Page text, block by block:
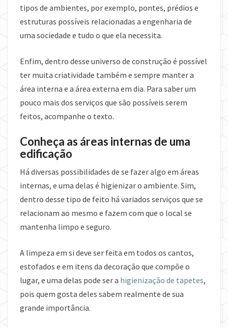
tipos de ambientes, por exemplo, pontes, prédios e
estruturas possíveis relacionadas a engenharia de
uma sociedade e tudo o que ela necessita.
Enfim, dentro desse universo de construção é possível
ter muita criatividade também e sempre manter a
área interna e a área externa em dia. Para saber um
pouco mais dos serviços que são possíveis serem
feitos, acompanhe o texto.
Conheça as áreas internas de uma
edificação
Há diversas possibilidades de se fazer algo em áreas
internas, e uma delas é higienizar o ambiente. Sim,
dentro desse tipo de feito há variados serviços que se
relacionam ao mesmo e fazem com que o local se
mantenha limpo e seguro.
A limpeza em si deve ser feita em todos os cantos,
estofados e em itens da decoração que compõe o
lugar, e uma delas pode ser a higienização de tapetes,
pois quem gosta deles sabem realmente de sua
grande importância.